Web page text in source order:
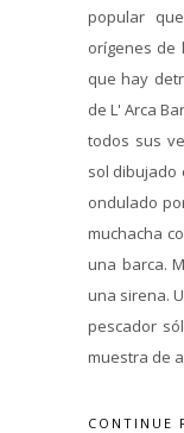
popular
orígenes de
que hay
de L' Arca
todos sus
sol dibujado
ondulado
muchacha
una barca.
una sirena.
pescador
muestra de
CONTINUE